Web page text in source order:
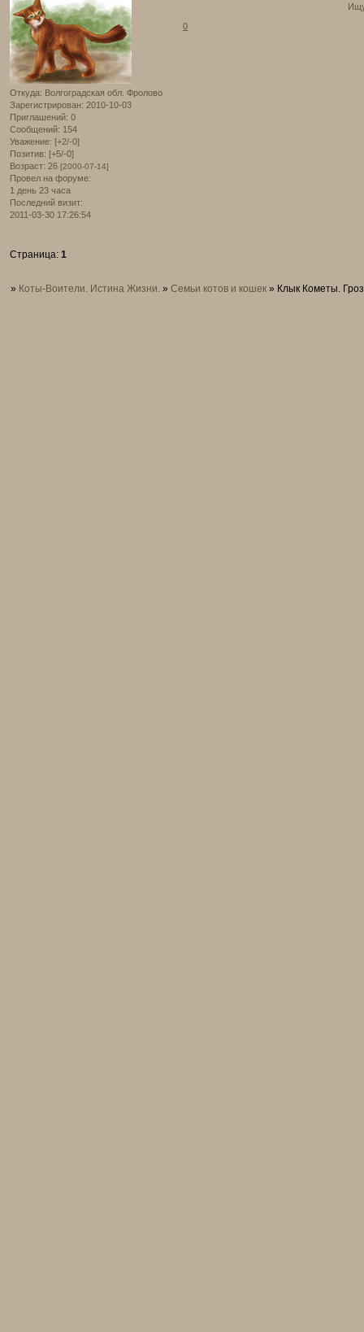
Откуда: Волгоградская обл. Фролово
Зарегистрирован: 2010-10-03
Приглашений: 0
Сообщений: 154
Уважение: [+2/-0]
Позитив: [+5/-0]
Возраст: 26[2000-07-14]
Провел на форуме:
1 день 23 часа
Последний визит:
2011-03-30 17:26:54
Ищу брата
0
Страница:1
» Коты-Воители. Истина Жизни. »Семьи котов и кошек » Клык Кометы.